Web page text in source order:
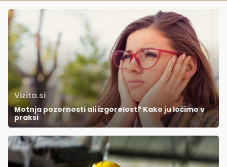
Vizita.si
Motnja pozornosti ali izgorelost? Kako ju ločimo v
praksi